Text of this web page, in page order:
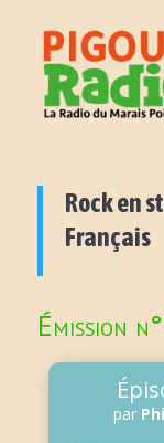
Rock en
Français
Émission
par